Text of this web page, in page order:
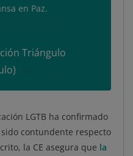
en Paz.
Triángulo
LGTB ha confirmado
contundente respecto
la CE asegura que la